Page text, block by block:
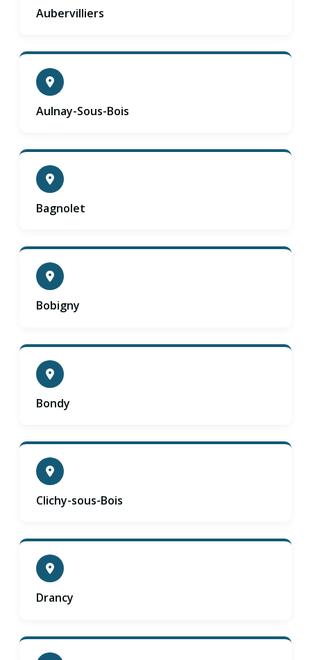
Aubervilliers
Aulnay-Sous-Bois
Bagnolet
Bobigny
Bondy
Clichy-sous-Bois
Drancy